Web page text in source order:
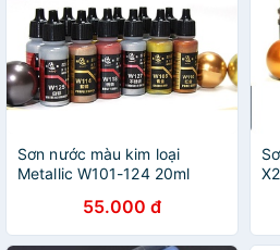
Sơn nước màu kim loại
Metallic W101-124 20ml
55.000 đ